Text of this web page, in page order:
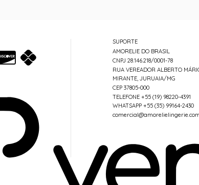
SUPORTE
AMORELIE DO BRASIL
CNPJ 28.146.218/0001-78
RUA VEREADOR ALBERTO
MIRANTE, JURUAIA/MG
CEP 37805-000
TELEFONE +55 (19) 98220-4391
WHATSAPP +55 (35) 99164-2430